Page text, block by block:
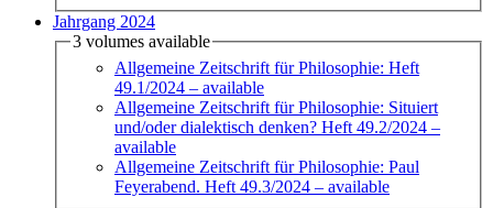
Jahrgang 2024
3 volumes available
Allgemeine Zeitschrift für Philosophie: Heft
49.1/2024 – available
Allgemeine Zeitschrift für Philosophie: Situiert
und/oder dialektisch denken? Heft 49.2/2024 –
available
Allgemeine Zeitschrift für Philosophie: Paul
Feyerabend. Heft 49.3/2024 – available